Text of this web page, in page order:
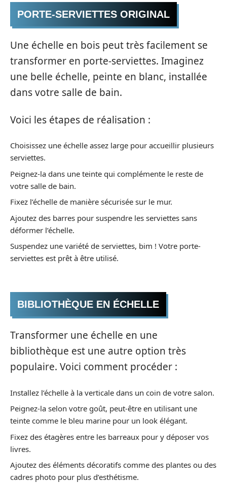
PORTE-SERVIETTES ORIGINAL
Une échelle en bois peut très facilement se
transformer en porte-serviettes. Imaginez
une belle échelle, peinte en blanc, installée
dans votre salle de bain.
Voici les étapes de réalisation :
Choisissez une échelle assez large pour accueillir plusieurs
serviettes.
Peignez-la dans une teinte qui complémente le reste de
votre salle de bain.
Fixez l’échelle de manière sécurisée sur le mur.
Ajoutez des barres pour suspendre les serviettes sans
déformer l’échelle.
Suspendez une variété de serviettes, bim ! Votre porte-
serviettes est prêt à être utilisé.
BIBLIOTHÈQUE EN ÉCHELLE
Transformer une échelle en une
bibliothèque est une autre option très
populaire. Voici comment procéder :
Installez l’échelle à la verticale dans un coin de votre salon.
Peignez-la selon votre goût, peut-être en utilisant une
teinte comme le bleu marine pour un look élégant.
Fixez des étagères entre les barreaux pour y déposer vos
livres.
Ajoutez des éléments décoratifs comme des plantes ou des
cadres photo pour plus d’esthétisme.